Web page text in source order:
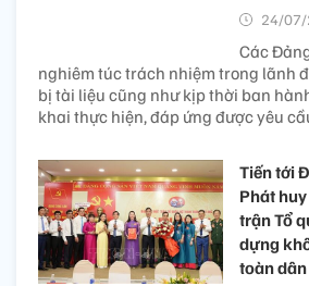
24/07/
Các
nghiêm túc trách nhiệm trong lãnh
bị tài liệu cũng như kịp thời ban
khai thực hiện, đáp ứng được yêu
Tiến tới
Phát
trận Tổ
dựng
toàn